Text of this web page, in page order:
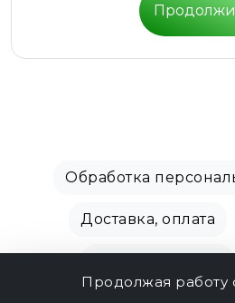
Обработка
Доставка, оплата
Продолжая работу